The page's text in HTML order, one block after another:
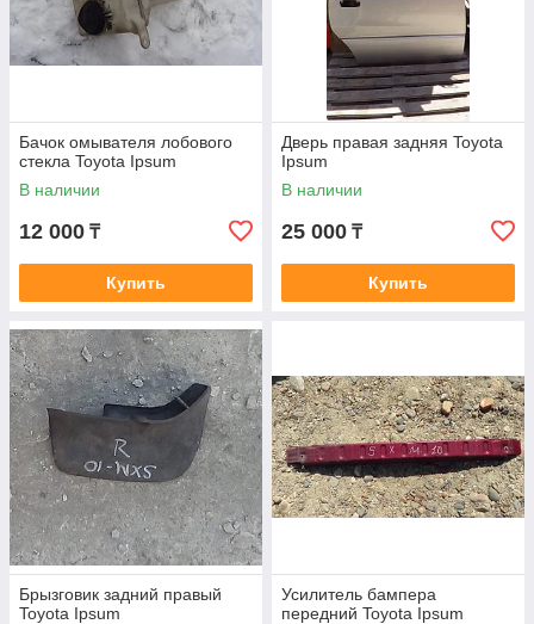
Бачок омывателя лобового
стекла Toyota Ipsum
В наличии
12 000 ₸
Купить
Дверь правая задняя Toyota
Ipsum
В наличии
25 000 ₸
Купить
Брызговик задний правый
Toyota Ipsum
Усилитель бампера
передний Toyota Ipsum